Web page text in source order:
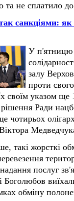
та не сплатило
санкціями: як
У п'ятницю
залу
проти
своїм указом ще
Ради
чотирьох
такі жорсткі
послуг
обміну